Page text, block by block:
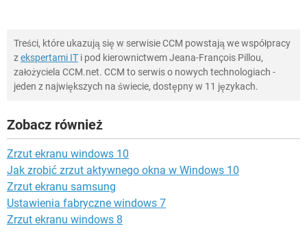
Treści, które ukazują się w serwisie CCM powstają we współpracy
zekspertami IT i pod kierownictwem Jeana-François Pillou,
założyciela CCM.net. CCM to serwis o nowych technologiach -
jeden z największych na świecie, dostępny w 11 językach.
Zobacz również
Zrzut ekranu windows 10
Jak zrobić zrzut aktywnego okna w Windows 10
Zrzut ekranu samsung
Ustawienia fabryczne windows 7
Zrzut ekranu windows 8